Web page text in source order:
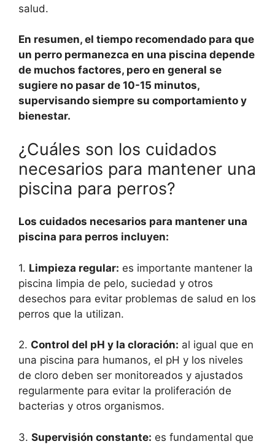
salud.
En resumen, el tiempo recomendado para que
un perro permanezca en una piscina depende
de muchos factores, pero en general se
sugiere no pasar de 10-15 minutos,
supervisando siempre su comportamiento y
bienestar.
¿Cuáles son los cuidados
necesarios para mantener una
piscina para perros?
Los cuidados necesarios para mantener una
piscina para perros incluyen:
1. Limpieza regular: es importante mantener la
piscina limpia de pelo, suciedad y otros
desechos para evitar problemas de salud en los
perros que la utilizan.
2. Control del pH y la cloración: al igual que en
una piscina para humanos, el pH y los niveles
de cloro deben ser monitoreados y ajustados
regularmente para evitar la proliferación de
bacterias y otros organismos.
3. Supervisión constante: es fundamental que